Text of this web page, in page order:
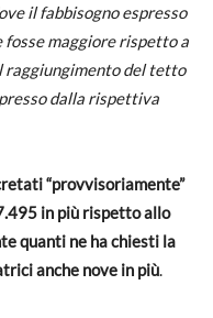
il fabbisogno espresso
maggiore rispetto a
raggiungimento del tetto
dalla rispettiva
“provvisoriamente”
in più rispetto allo
quanti ne ha chiesti la
anche nove in più.